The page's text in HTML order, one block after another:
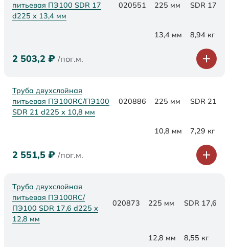
питьевая ПЭ100 SDR 17
d225 х 13,4 мм
020551 225 мм SDR 17
13,4 мм 8,94 кг
2 503,2 ₽ /пог.м.
Труба двухслойная
питьевая ПЭ100RC/ПЭ100
SDR 21 d225 х 10,8 мм
020886 225 мм SDR 21
10,8 мм 7,29 кг
2 551,5 ₽ /пог.м.
Труба двухслойная
питьевая ПЭ100RC/
ПЭ100 SDR 17,6 d225 х
12,8 мм
020873 225 мм SDR 17,6
12,8 мм 8,55 кг